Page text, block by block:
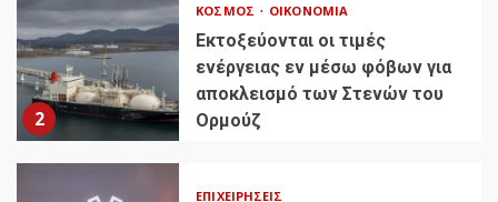
2
ΚΌΣΜΟΣ ΟΙΚΟΝΟΜΊΑ
Εκτοξεύονται οι τιμές
ενέργειας εν μέσω φόβων για
αποκλεισμό των Στενών του
Ορμούζ
ΕΠΙΧΕΙΡΉΣΕΙΣ